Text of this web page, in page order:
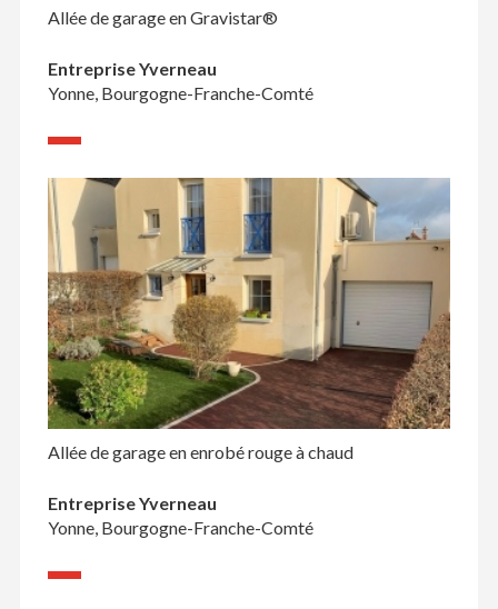
Allée de garage en Gravistar®
Entreprise Yverneau
Yonne, Bourgogne-Franche-Comté
Allée de garage en enrobé rouge à chaud
Entreprise Yverneau
Yonne, Bourgogne-Franche-Comté